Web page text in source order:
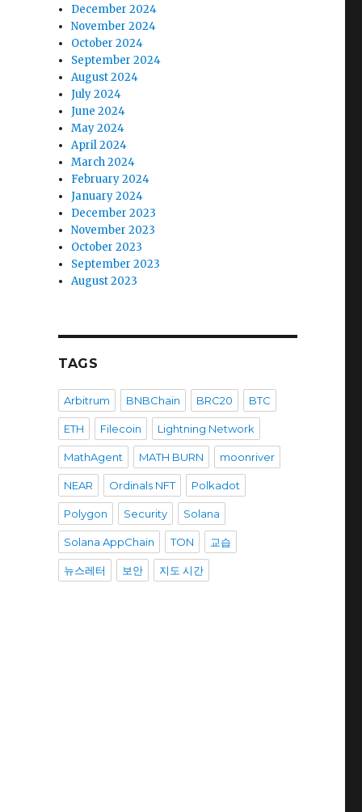
December 2024
November 2024
October 2024
September 2024
August 2024
July 2024
June 2024
May 2024
April 2024
March 2024
February 2024
January 2024
December 2023
November 2023
October 2023
September 2023
August 2023
TAGS
Arbitrum BNBChain BRC20 BTC
ETH Filecoin Lightning Network
MathAgent MATH BURN moonriver
NEAR Ordinals NFT Polkadot
Polygon Security Solana
Solana AppChain TON 교습
뉴스레터 보안 지도 시간